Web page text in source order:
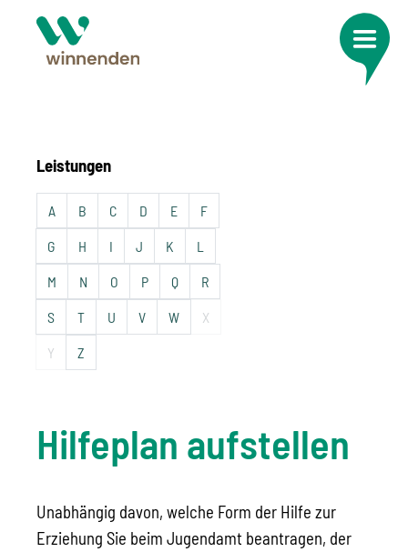
Leistungen
A B C D E F
G H I J K L
M N O P Q R
S T U V W X
Y Z
Hilfeplan aufstellen
Unabhängig davon, welche Form der Hilfe zur
Erziehung Sie beim Jugendamt beantragen, der